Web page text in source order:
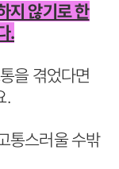
지 않기로 한
.
을 겪었다면
.
통스러울 수밖